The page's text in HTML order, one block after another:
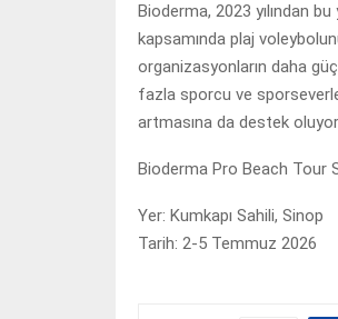
Bioderma, 2023 yılından
kapsamında plaj
organizasyonların daha
fazla sporcu ve
artmasına da destek
Bioderma Pro Beach Tour
Yer: Kumkapı Sahili, Sinop
Tarih: 2-5 Temmuz 2026